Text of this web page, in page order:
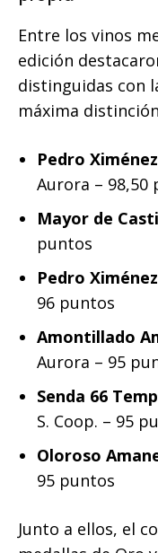
Entre los vinos
edición
distinguidas con
máxima
Pedro
Aurora – 98,50
Mayor de
puntos
Pedro
96 puntos
Amontillado
Aurora – 95
Senda 66
S. Coop. – 95
Oloroso
95 puntos
Junto a ellos, el